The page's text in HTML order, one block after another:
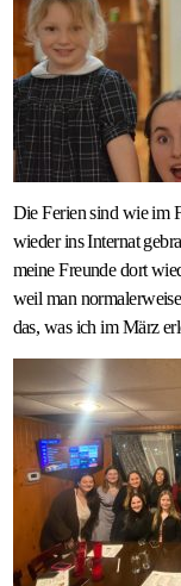
Die Ferien sind wie im
wieder ins Internat
meine Freunde dort
weil man
das, was ich im März